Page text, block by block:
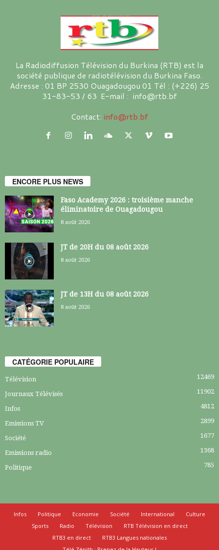
La Radiodiffusion Télévision du Burkina (RTB) est la
société publique de radiotélévision du Burkina Faso.
Adresse : 01 BP 2530 Ouagadougou 01 Tél : (+226) 25
31-83-53 / 63 E-mail : info@rtb.bf
Contact: info@rtb.bf
ENCORE PLUS NEWS
Faso Academy 2026 : troisième manche
éliminatoire de Ouagadougou
8 août 2026
JT de 20H du 08 août 2026
8 août 2026
JT de 13H du 08 août 2026
8 août 2026
CATÉGORIE POPULAIRE
Télévision 12469
Journaux Télévisés 11902
Infos 4812
Emissions TV 2899
Société 1677
Emissions radio 1368
Politique 785
Infos Politique Economie Société International
Culture
Sports
Radio Télévision
RTB Télévision en direct
RTB3 en direct
RTB3 Langues nationales